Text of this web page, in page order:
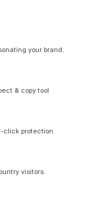
your brand.
& copy tool
click protection.
visitors.